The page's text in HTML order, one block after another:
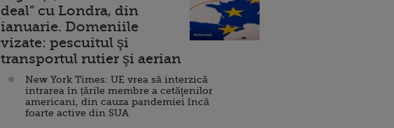
deal” cu Londra, din
ianuarie. Domeniile
vizate: pescuitul şi
transportul rutier şi aerian
New York Times: UE vrea să interzică
intrarea în țările membre a cetăţenilor
americani, din cauza pandemiei încă
foarte active din SUA